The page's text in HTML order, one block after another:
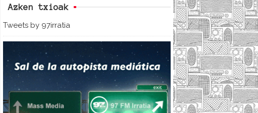
Azken txioak
Tweets by 97irratia